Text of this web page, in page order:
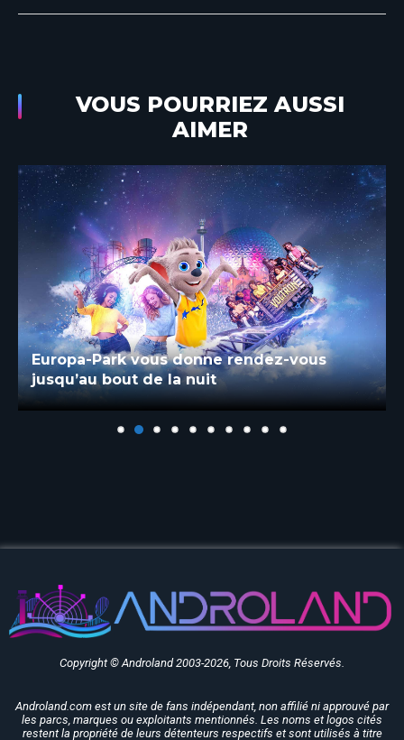
VOUS POURRIEZ AUSSI
AIMER
Europa-Park vous donne rendez-vous
jusqu’au bout de la nuit
Copyright © Androland 2003-2026, Tous Droits Réservés.
Androland.com est un site de fans indépendant, non affilié ni approuvé par
les parcs, marques ou exploitants mentionnés. Les noms et logos cités
restent la propriété de leurs détenteurs respectifs et sont utilisés à titre